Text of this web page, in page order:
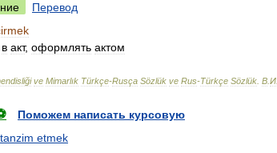
Перевод
в акт, оформлять актом
ve Mimarlık Türkçe-Rusça Sözlük ve Rus-Türkçe Sözlük В И
Поможем написать курсовую
etmek